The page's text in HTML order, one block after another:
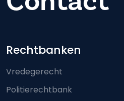
Footer-menu
Rechtbanken
Vredegerecht
Politierechtbank